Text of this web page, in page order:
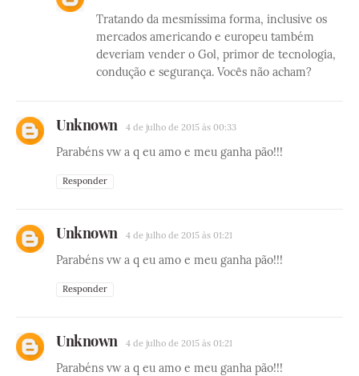
Tratando da mesmíssima forma, inclusive os
mercados americando e europeu também
deveriam vender o Gol, primor de tecnologia,
condução e segurança. Vocês não acham?
Unknown 4 de julho de 2015 às 00:33
Parabéns vw a q eu amo e meu ganha pão!!!
Responder
Unknown 4 de julho de 2015 às 01:21
Parabéns vw a q eu amo e meu ganha pão!!!
Responder
Unknown 4 de julho de 2015 às 01:21
Parabéns vw a q eu amo e meu ganha pão!!!